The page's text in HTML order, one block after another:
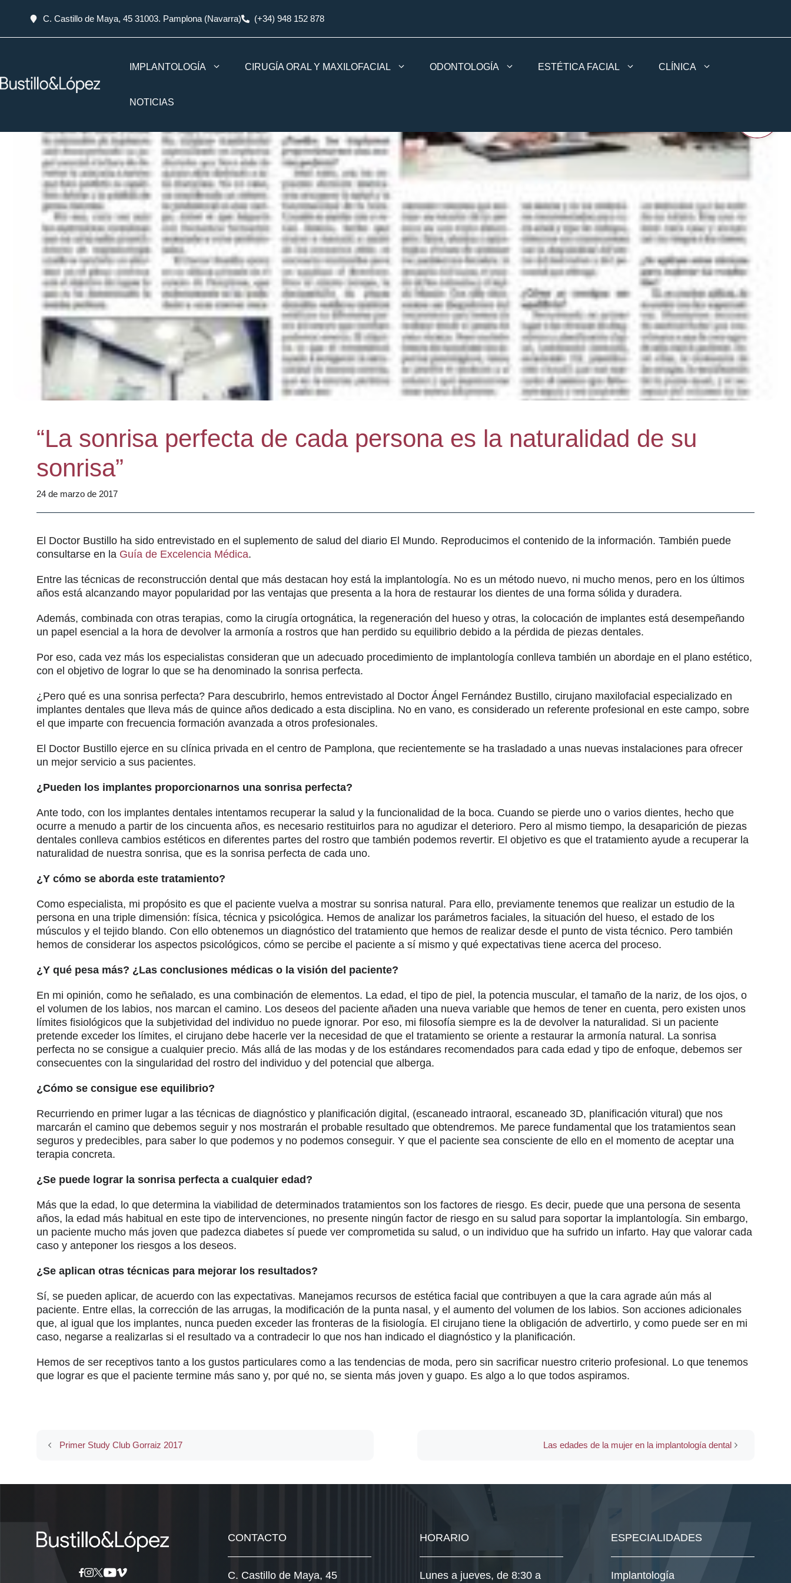
C. Castillo de Maya, 45 31003. Pamplona (Navarra) (+34) 948 152 878
IMPLANTOLOGÍA CIRUGÍA ORAL Y MAXILOFACIAL ODONTOLOGÍA ESTÉTICA FACIAL CLÍNICA
NOTICIAS
“La sonrisa perfecta de cada persona es la naturalidad de su
sonrisa”
24 de marzo de 2017
El Doctor Bustillo ha sido entrevistado en el suplemento de salud del diario El Mundo. Reproducimos el contenido de la información. También puede
consultarse en la Guía de Excelencia Médica.
Entre las técnicas de reconstrucción dental que más destacan hoy está la implantología. No es un método nuevo, ni mucho menos, pero en los últimos
años está alcanzando mayor popularidad por las ventajas que presenta a la hora de restaurar los dientes de una forma sólida y duradera.
Además, combinada con otras terapias, como la cirugía ortognática, la regeneración del hueso y otras, la colocación de implantes está desempeñando
un papel esencial a la hora de devolver la armonía a rostros que han perdido su equilibrio debido a la pérdida de piezas dentales.
Por eso, cada vez más los especialistas consideran que un adecuado procedimiento de implantología conlleva también un abordaje en el plano estético,
con el objetivo de lograr lo que se ha denominado la sonrisa perfecta.
¿Pero qué es una sonrisa perfecta? Para descubrirlo, hemos entrevistado al Doctor Ángel Fernández Bustillo, cirujano maxilofacial especializado en
implantes dentales que lleva más de quince años dedicado a esta disciplina. No en vano, es considerado un referente profesional en este campo, sobre
el que imparte con frecuencia formación avanzada a otros profesionales.
El Doctor Bustillo ejerce en su clínica privada en el centro de Pamplona, que recientemente se ha trasladado a unas nuevas instalaciones para ofrecer
un mejor servicio a sus pacientes.
¿Pueden los implantes proporcionarnos una sonrisa perfecta?
Ante todo, con los implantes dentales intentamos recuperar la salud y la funcionalidad de la boca. Cuando se pierde uno o varios dientes, hecho que
ocurre a menudo a partir de los cincuenta años, es necesario restituirlos para no agudizar el deterioro. Pero al mismo tiempo, la desaparición de piezas
dentales conlleva cambios estéticos en diferentes partes del rostro que también podemos revertir. El objetivo es que el tratamiento ayude a recuperar la
naturalidad de nuestra sonrisa, que es la sonrisa perfecta de cada uno.
¿Y cómo se aborda este tratamiento?
Como especialista, mi propósito es que el paciente vuelva a mostrar su sonrisa natural. Para ello, previamente tenemos que realizar un estudio de la
persona en una triple dimensión: física, técnica y psicológica. Hemos de analizar los parámetros faciales, la situación del hueso, el estado de los
músculos y el tejido blando. Con ello obtenemos un diagnóstico del tratamiento que hemos de realizar desde el punto de vista técnico. Pero también
hemos de considerar los aspectos psicológicos, cómo se percibe el paciente a sí mismo y qué expectativas tiene acerca del proceso.
¿Y qué pesa más? ¿Las conclusiones médicas o la visión del paciente?
En mi opinión, como he señalado, es una combinación de elementos. La edad, el tipo de piel, la potencia muscular, el tamaño de la nariz, de los ojos, o
el volumen de los labios, nos marcan el camino. Los deseos del paciente añaden una nueva variable que hemos de tener en cuenta, pero existen unos
límites fisiológicos que la subjetividad del individuo no puede ignorar. Por eso, mi filosofía siempre es la de devolver la naturalidad. Si un paciente
pretende exceder los límites, el cirujano debe hacerle ver la necesidad de que el tratamiento se oriente a restaurar la armonía natural. La sonrisa
perfecta no se consigue a cualquier precio. Más allá de las modas y de los estándares recomendados para cada edad y tipo de enfoque, debemos ser
consecuentes con la singularidad del rostro del individuo y del potencial que alberga.
¿Cómo se consigue ese equilibrio?
Recurriendo en primer lugar a las técnicas de diagnóstico y planificación digital, (escaneado intraoral, escaneado 3D, planificación vitural) que nos
marcarán el camino que debemos seguir y nos mostrarán el probable resultado que obtendremos. Me parece fundamental que los tratamientos sean
seguros y predecibles, para saber lo que podemos y no podemos conseguir. Y que el paciente sea consciente de ello en el momento de aceptar una
terapia concreta.
¿Se puede lograr la sonrisa perfecta a cualquier edad?
Más que la edad, lo que determina la viabilidad de determinados tratamientos son los factores de riesgo. Es decir, puede que una persona de sesenta
años, la edad más habitual en este tipo de intervenciones, no presente ningún factor de riesgo en su salud para soportar la implantología. Sin embargo,
un paciente mucho más joven que padezca diabetes sí puede ver comprometida su salud, o un individuo que ha sufrido un infarto. Hay que valorar cada
caso y anteponer los riesgos a los deseos.
¿Se aplican otras técnicas para mejorar los resultados?
Sí, se pueden aplicar, de acuerdo con las expectativas. Manejamos recursos de estética facial que contribuyen a que la cara agrade aún más al
paciente. Entre ellas, la corrección de las arrugas, la modificación de la punta nasal, y el aumento del volumen de los labios. Son acciones adicionales
que, al igual que los implantes, nunca pueden exceder las fronteras de la fisiología. El cirujano tiene la obligación de advertirlo, y como puede ser en mi
caso, negarse a realizarlas si el resultado va a contradecir lo que nos han indicado el diagnóstico y la planificación.
Hemos de ser receptivos tanto a los gustos particulares como a las tendencias de moda, pero sin sacrificar nuestro criterio profesional. Lo que tenemos
que lograr es que el paciente termine más sano y, por qué no, se sienta más joven y guapo. Es algo a lo que todos aspiramos.
Primer Study Club Gorraiz 2017 Las edades de la mujer en la implantología dental
CONTACTO
C. Castillo de Maya, 45
HORARIO
Lunes a jueves, de 8:30 a
ESPECIALIDADES
Implantología